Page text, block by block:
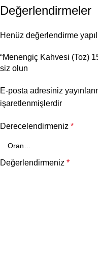
Değerlendirmeler
Henüz değerlendirme
“Menengiç Kahvesi (Toz)
siz olun
E-posta adresiniz
işaretlenmişlerdir
Derecelendirmeniz *
Değerlendirmeniz *